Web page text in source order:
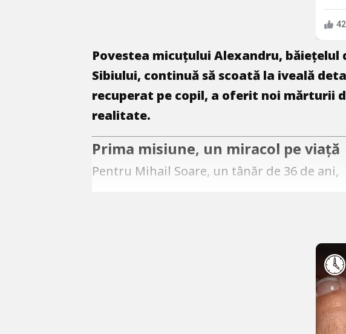
Povestea micuțului Alexandru,
Sibiului, continuă să scoată la iveală
recuperat pe copil, a oferit noi mărturii
realitate.
Prima misiune, un miracol pe viață
Pentru Mihail Soare, un tânăr de 36 de ani,